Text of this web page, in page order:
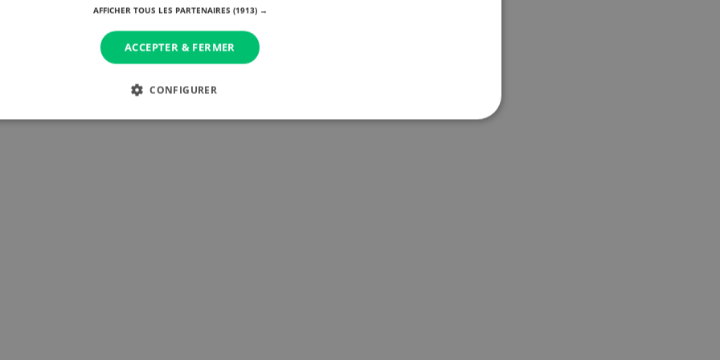
à Matélé
AFFICHER TOUS LES PARTENAIRES (1913) →
ACCEPTER & FERMER
CONFIGURER